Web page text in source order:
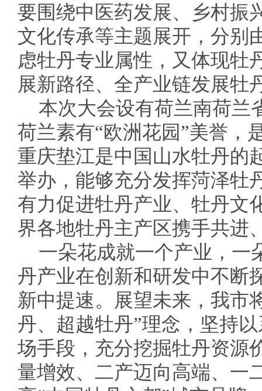
要围绕中医药发展、乡村振
文化传承等主题展开，分别
虑牡丹专业属性，又体现牡
展新路径、全产业链发展牡
本次大会设有荷兰南荷兰
荷兰素有“欧洲花园”美誉，
重庆垫江是中国山水牡丹的
举办，能够充分发挥菏泽牡
有力促进牡丹产业、牡丹文
界各地牡丹主产区携手共进
一朵花成就一个产业，一
丹产业在创新和研发中不断
新中提速。展望未来，我市
丹、超越牡丹”理念，坚持
场手段，充分挖掘牡丹资源
量增效、二产迈向高端、一